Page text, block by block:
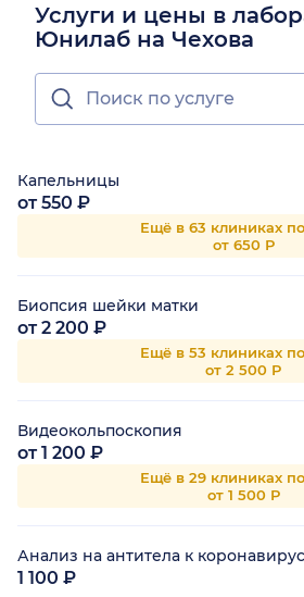
Услуги и цены в
Юнилаб на Чехова
Капельницы
от 550 ₽
Ещё в 63 клиниках
от 650 Р
Биопсия шейки матки
от 2 200 ₽
Ещё в 53 клиниках
от 2 500 Р
Видеокольпоскопия
от 1 200 ₽
Ещё в 29 клиниках
от 1 500 Р
Анализ на антитела к
1 100 ₽